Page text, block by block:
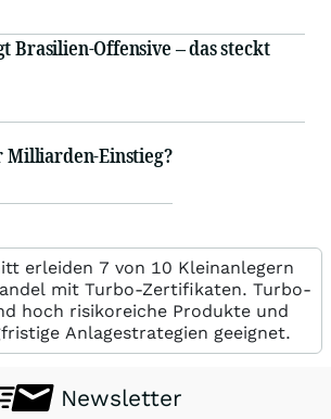
Brasilien-Offensive – das steckt
Milliarden-Einstieg?
erleiden 7 von 10 Kleinanlegern
mit Turbo-Zertifikaten. Turbo-
hoch risikoreiche Produkte und
Anlagestrategien geeignet.
Newsletter